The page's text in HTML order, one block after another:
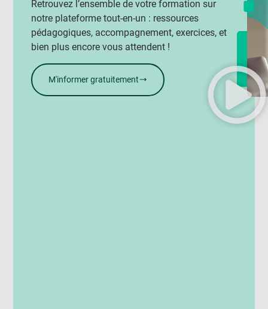
Retrouvez l’ensemble de votre formation sur
notre plateforme tout-en-un : ressources
pédagogiques, accompagnement, exercices, et
bien plus encore vous attendent !
M'informer gratuitement